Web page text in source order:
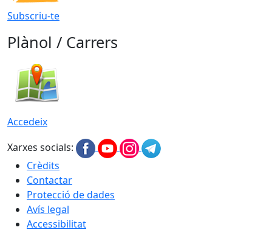
Subscriu-te
Plànol / Carrers
Accedeix
Xarxes socials:
Crèdits
Contactar
Protecció de dades
Avís legal
Accessibilitat